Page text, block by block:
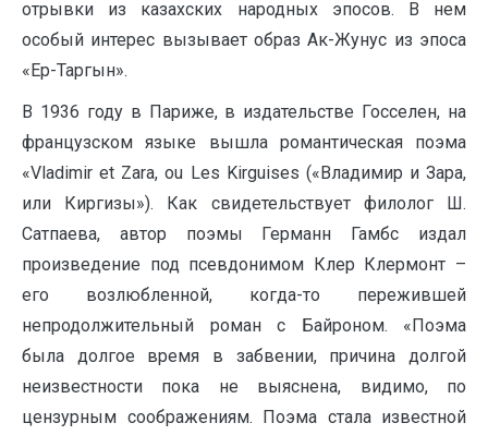
отрывки из казахских народных эпосов. В нем
особый интерес вызывает образ Ак-Жунус из эпоса
«Ер-Таргын».
В 1936 году в Париже, в издательстве Госселен, на
французском языке вышла романтическая поэма
«Vladimir et Zara, ou Les Kirguises («Владимир и Зара,
или Киргизы»). Как свидетельствует филолог Ш.
Сатпаева, автор поэмы Германн Гамбс издал
произведение под псевдонимом Клер Клермонт –
его возлюбленной, когда-то пережившей
непродолжительный роман с Байроном. «Поэма
была долгое время в забвении, причина долгой
неизвестности пока не выяснена, видимо, по
цензурным соображениям. Поэма стала известной